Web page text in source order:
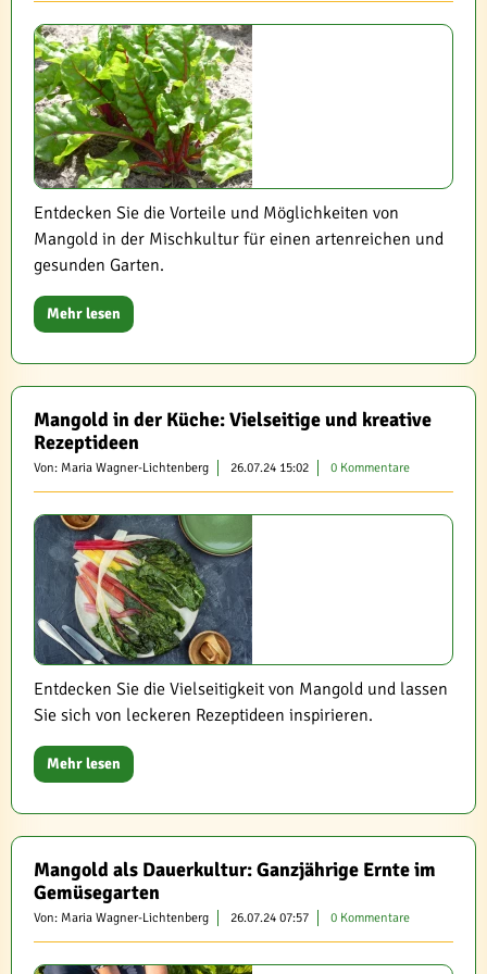
Entdecken Sie die Vorteile und Möglichkeiten von
Mangold in der Mischkultur für einen artenreichen und
gesunden Garten.
Mehr lesen
Mangold in der Küche: Vielseitige und kreative
Rezeptideen
Von: Maria Wagner-Lichtenberg 26.07.24 15:02 0 Kommentare
Entdecken Sie die Vielseitigkeit von Mangold und lassen
Sie sich von leckeren Rezeptideen inspirieren.
Mehr lesen
Mangold als Dauerkultur: Ganzjährige Ernte im
Gemüsegarten
Von: Maria Wagner-Lichtenberg 26.07.24 07:57 0 Kommentare